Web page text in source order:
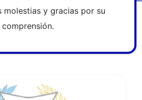
»Enfermería
molestias y gracias por su
comprensión.